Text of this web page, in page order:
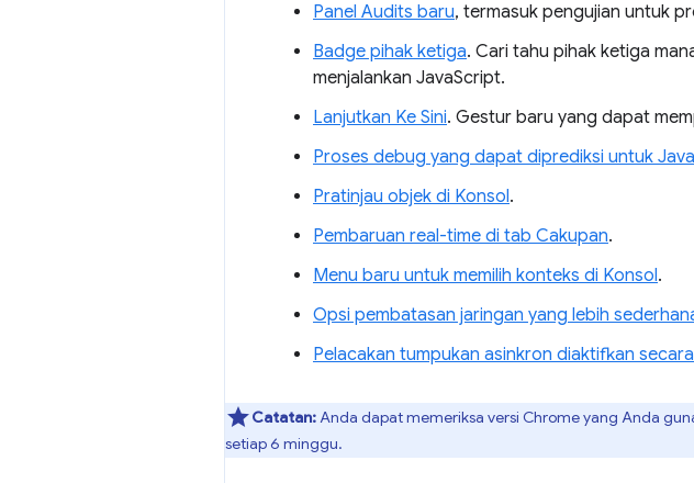
Panel Audits baru, termasuk pengujian untuk
Badge pihak ketiga. Cari tahu pihak ketiga
menjalankan JavaScript.
Lanjutkan Ke Sini. Gestur baru yang dapat
Proses debug yang dapat diprediksi untuk
Pratinjau objek di Konsol.
Pembaruan real-time di tab Cakupan.
Menu baru untuk memilih konteks di Konsol.
Opsi pembatasan jaringan yang lebih
Pelacakan tumpukan asinkron diaktifkan
Catatan:Anda dapat memeriksa versi Chrome yang Anda
setiap 6 minggu.